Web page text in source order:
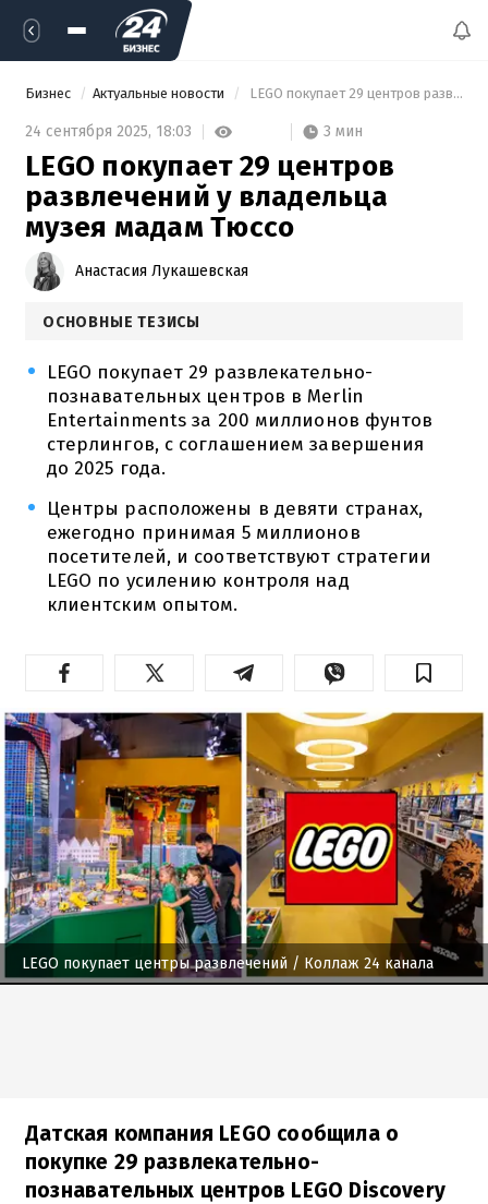
Бизнес Актуальные новости LEGO покупает 29 центров развлечений у владельца музея мадам Тюссо
24 сентября 2025, 18:03 3 мин
LEGO покупает 29 центров
развлечений у владельца
музея мадам Тюссо
Анастасия Лукашевская
ОСНОВНЫЕ ТЕЗИСЫ
LEGO покупает 29 развлекательно-
познавательных центров в Merlin
Entertainments за 200 миллионов фунтов
стерлингов, с соглашением завершения
до 2025 года.
Центры расположены в девяти странах,
ежегодно принимая 5 миллионов
посетителей, и соответствуют стратегии
LEGO по усилению контроля над
клиентским опытом.
LEGO покупает центры развлечений / Коллаж 24 канала
Датская компания LEGO сообщила о
покупке 29 развлекательно-
познавательных центров LEGO Discovery